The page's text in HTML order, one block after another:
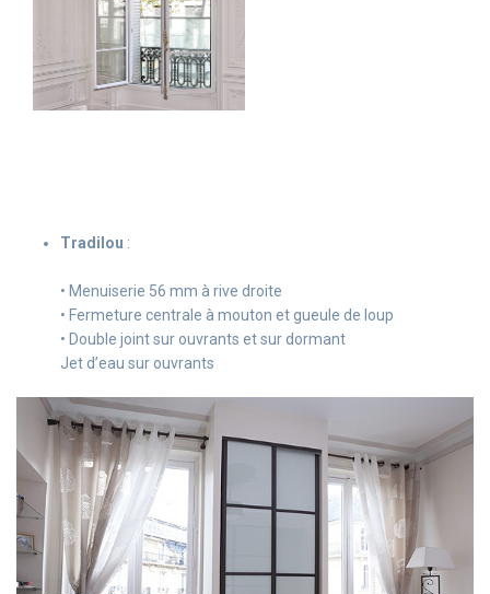
Tradilou :
• Menuiserie 56 mm à rive droite
• Fermeture centrale à mouton et gueule de loup
• Double joint sur ouvrants et sur dormant
Jet d’eau sur ouvrants